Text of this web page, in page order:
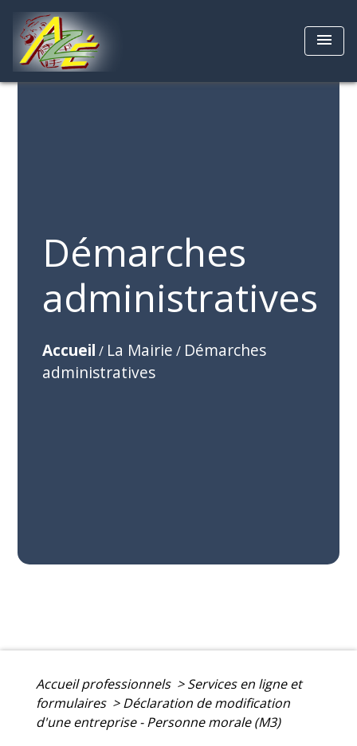
menu
Démarches
administratives
Accueil / La Mairie / Démarches
administratives
Accueil professionnels > Services en ligne et
formulaires > Déclaration de modification
d'une entreprise - Personne morale (M3)